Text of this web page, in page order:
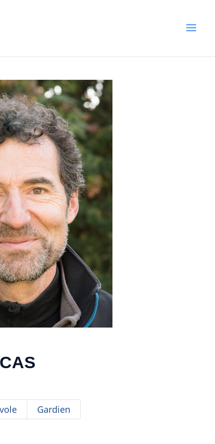
Gardien